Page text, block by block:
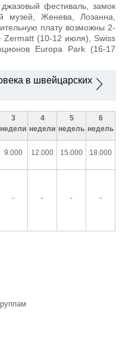
фестиваль, замок
музей, Женева, Лозанна,
плату возможны 2-
Zermatt (10-12 июля), Swiss
Europa Park (16-17
в швейцарских
3
недели
4
недели
5
недель
6
недель
9.000 12.000 15.000 18.000
- - - -